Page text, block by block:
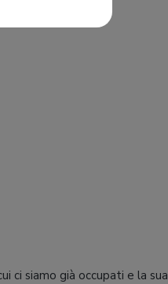
ci siamo già occupati e la sua